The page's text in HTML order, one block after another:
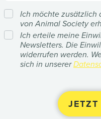
Ich möchte zusätzlich
von Animal Society
Ich erteile meine
Newsletters. Die
widerrufen werden.
sich in unserer